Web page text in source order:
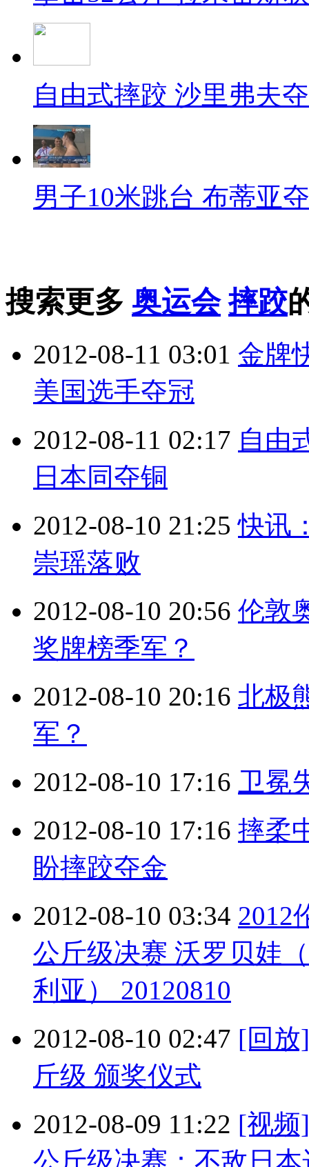
自由式摔跤 沙里弗夫
男子10米跳台 布蒂亚
搜索更多 奥运会 摔跤
2012-08-11 03:01 金牌
美国选手夺冠
2012-08-11 02:17 自由
日本同夺铜
2012-08-10 21:25 快讯
崇瑶落败
2012-08-10 20:56 伦敦
奖牌榜季军？
2012-08-10 20:16 北极
军？
2012-08-10 17:16 卫冕
2012-08-10 17:16 摔柔
盼摔跤夺金
2012-08-10 03:34 2012
公斤级决赛 沃罗贝娃
利亚） 20120810
2012-08-10 02:47 [回放
斤级 颁奖仪式
2012-08-09 11:22 [视频
公斤级决赛：不敌日